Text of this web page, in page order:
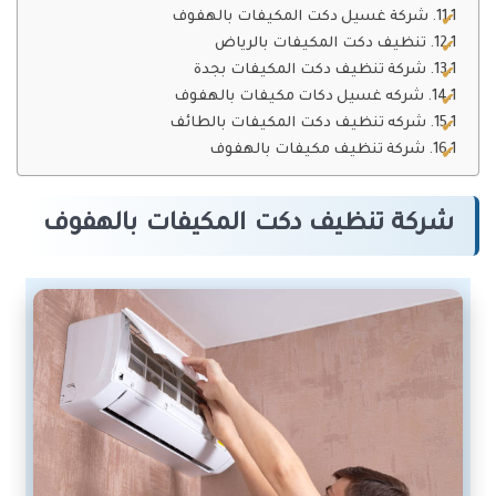
شركة غسيل دكت المكيفات بالهفوف
تنظيف دكت المكيفات بالرياض
شركة تنظيف دكت المكيفات بجدة
شركه غسيل دكات مكيفات بالهفوف
شركه تنظيف دكت المكيفات بالطائف
شركة تنظيف مكيفات بالهفوف
شركة تنظيف دكت المكيفات بالهفوف